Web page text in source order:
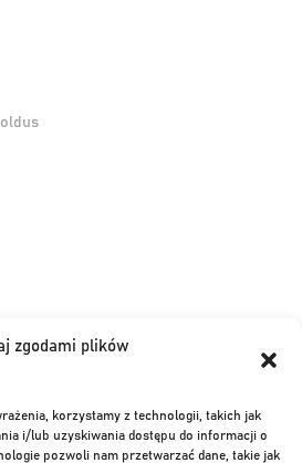
zgodami plików
korzystamy z technologii, takich jak
i/lub uzyskiwania dostępu do informacji o
pozwoli nam przetwarzać dane, takie jak
tsoon